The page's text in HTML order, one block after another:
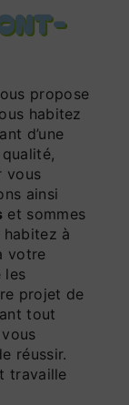
propose
habitez
d’une
vous
ainsi
et sommes
habitez à
votre
les
projet de
tout
réussir.
travaille